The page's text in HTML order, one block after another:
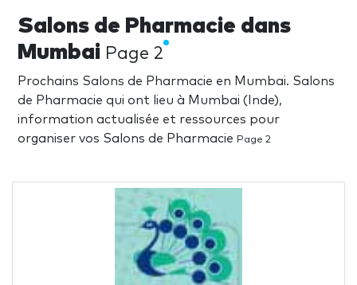
Salons de Pharmacie dans
Mumbai Page 2
Prochains Salons de Pharmacie en Mumbai. Salons
de Pharmacie qui ont lieu à Mumbai (Inde),
information actualisée et ressources pour
organiser vos Salons de Pharmacie Page 2